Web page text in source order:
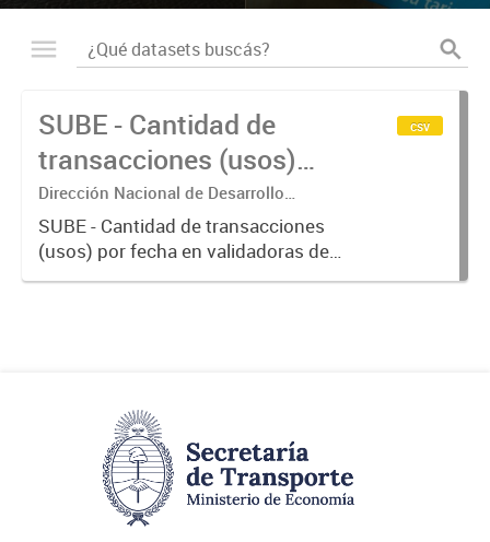
SUBE - Cantidad de
transacciones (usos)
por fecha
Dirección Nacional de Desarrollo
Tecnológico - Ministerio de Transporte.
SUBE - Cantidad de transacciones
(usos) por fecha en validadoras de
la red SUBE.
csv